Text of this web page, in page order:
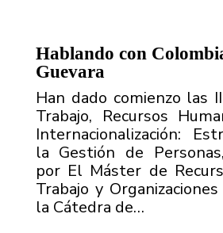
Hablando con
Guevara
Han dado comienzo las
Trabajo, Recursos
Internacionalización:
la Gestión de
por El Máster de
Trabajo y
la Cátedra de…